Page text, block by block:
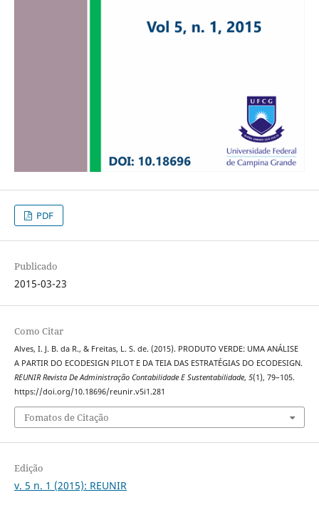
PDF
Publicado
2015-03-23
Como Citar
Alves, I. J. B. da R., & Freitas, L. S. de. (2015). PRODUTO VERDE: UMA ANÁLISE
A PARTIR DO ECODESIGN PILOT E DA TEIA DAS ESTRATÉGIAS DO ECODESIGN.
REUNIR Revista De Administração Contabilidade E Sustentabilidade, 5(1), 79–105.
https://doi.org/10.18696/reunir.v5i1.281
Fomatos de Citação
Edição
v. 5 n. 1 (2015): REUNIR